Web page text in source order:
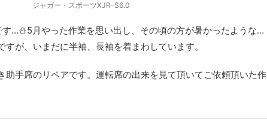
ジャガー・スポーツXJR-S6.0
…⛄5月やった作業を思い出し、その頃の方が暑かったような…
が、いまだに半袖、長袖を着まわしています。
助手席のリペアです。運転席の出来を見て頂いてご依頼頂いた作